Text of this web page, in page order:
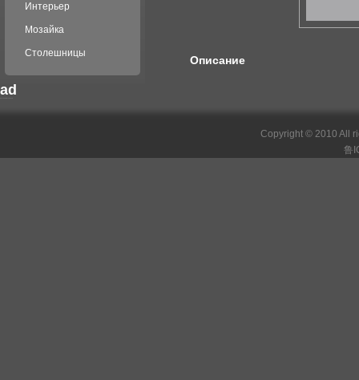
Интерьер
Мозайка
Столешницы
ad
Описание
Copyright © 2010 All
鲁